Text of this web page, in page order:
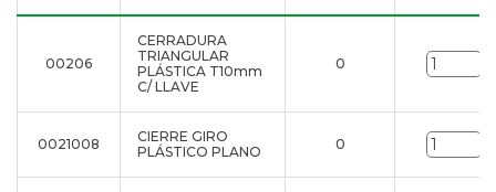
00206
CERRADURA
TRIANGULAR
PLÁSTICA T10mm
C/ LLAVE
0
0021008
CIERRE GIRO
PLÁSTICO PLANO
0